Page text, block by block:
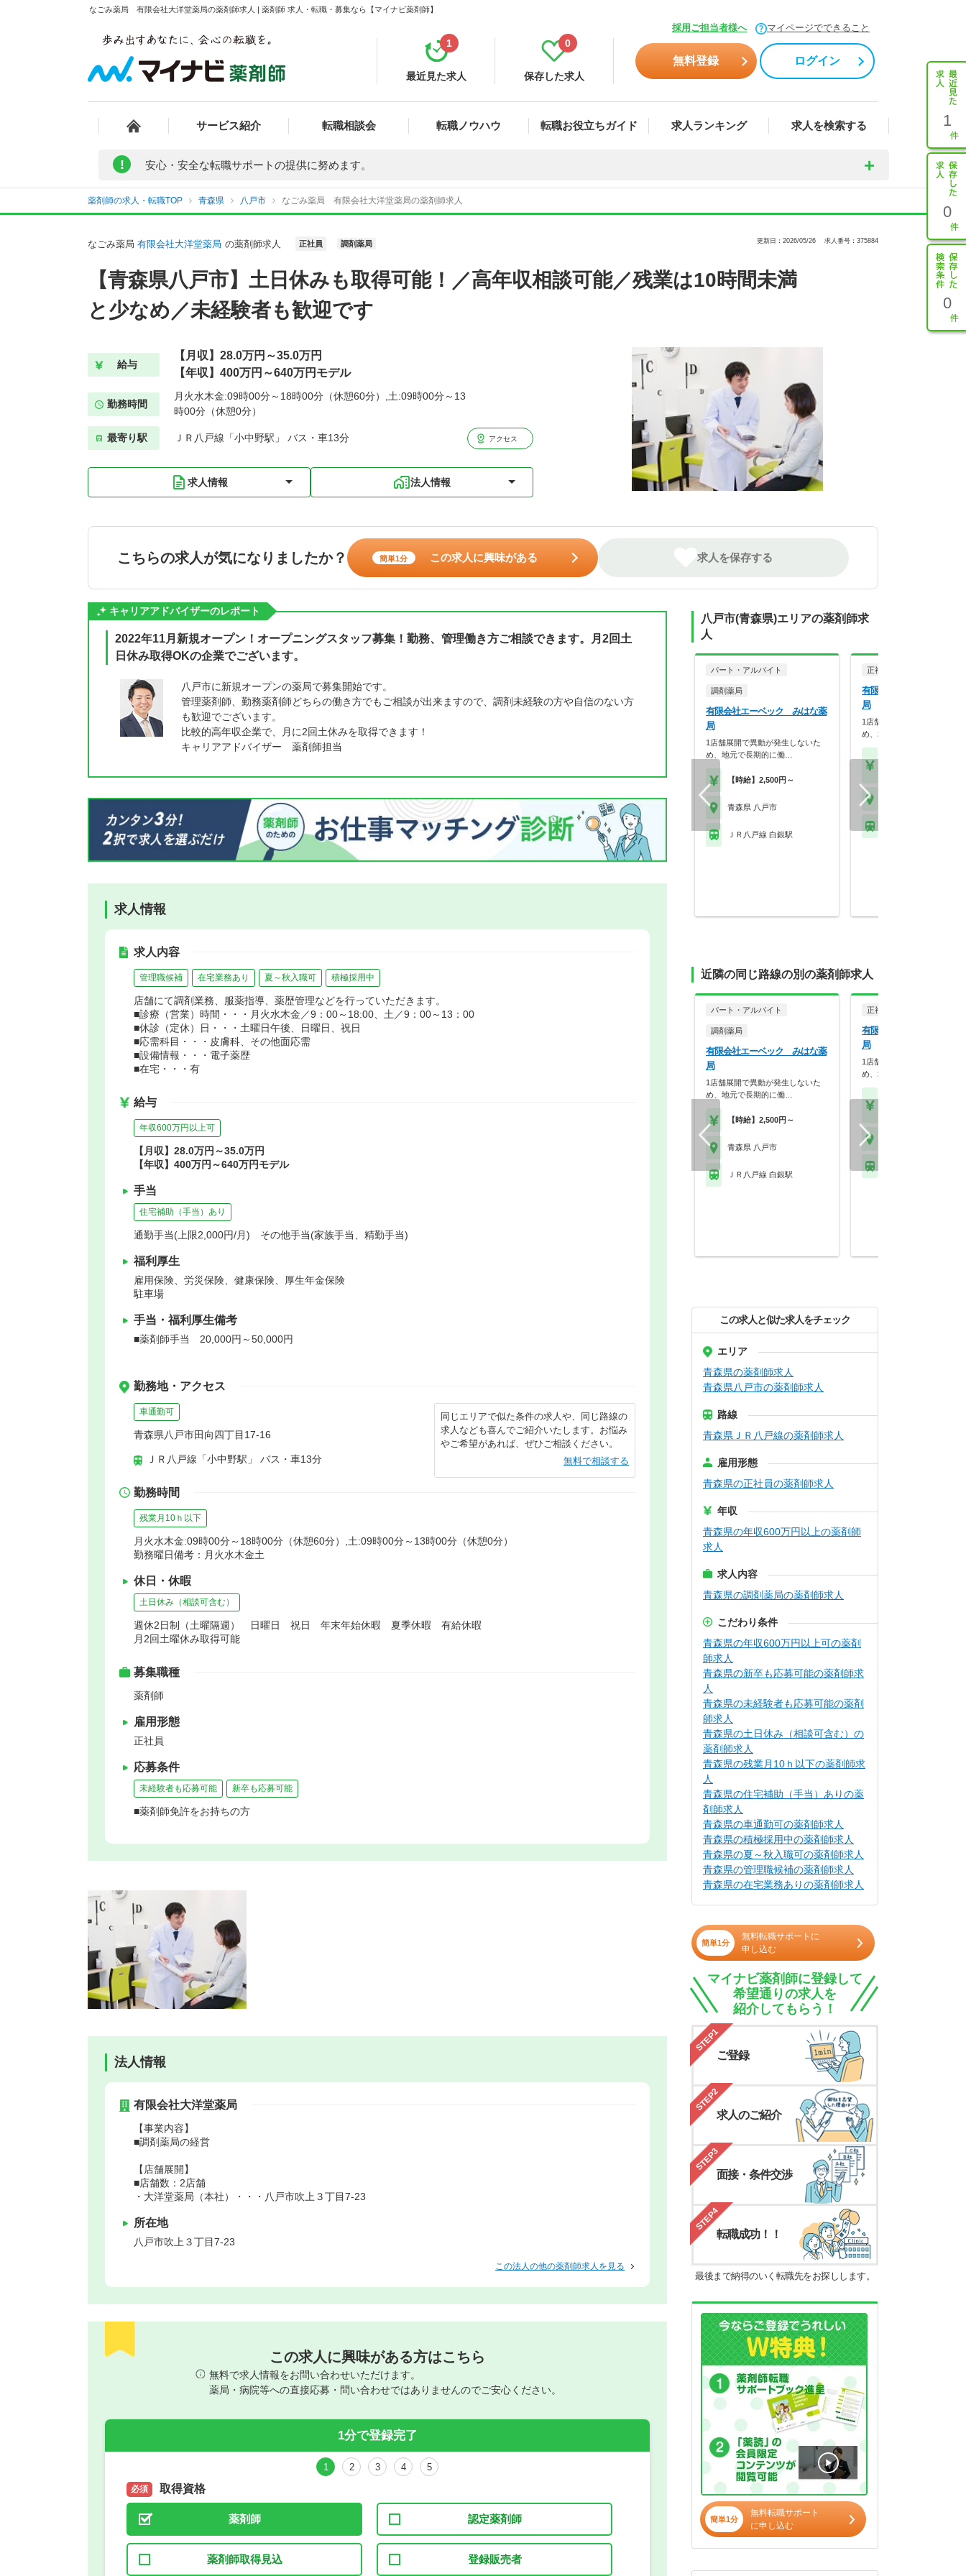
なごみ薬局 有限会社大洋堂薬局の薬剤師求人 | 薬剤師 求人・転職・募集なら【マイナビ薬剤師】
採用ご担当者様へ マイページでできること
最近見た求人
1
保存した求人
0
無料登録 ログイン
サービス紹介 転職相談会 転職ノウハウ 転職お役立ちガイド 求人ランキング 求人を検索する 1
0
0
! 安心・安全な転職サポートの提供に努めます。
薬剤師の求人・転職TOP 青森県 八戸市 なごみ薬局 有限会社大洋堂薬局の薬剤師求人
なごみ薬局 有限会社大洋堂薬局 の薬剤師求人 正社員 調剤薬局 更新日：2026/05/26 求人番号：375884
【青森県八戸市】土日休みも取得可能！／高年収相談可能／残業は10時間未満
と少なめ／未経験者も歓迎です
給与
【月収】28.0万円～35.0万円
【年収】400万円～640万円モデル
勤務時間
月火水木金:09時00分～18時00分（休憩60分）,土:09時00分～13
時00分（休憩0分）
最寄り駅 ＪＲ八戸線「小中野駅」 バス・車13分 アクセス
求人情報 法人情報
こちらの求人が気になりましたか？ 簡単1分 この求人に興味がある 求人を保存する
キャリアアドバイザーのレポート
2022年11月新規オープン！オープニングスタッフ募集！勤務、管理働き方ご相談できます。月2回土
日休み取得OKの企業でございます。
八戸市に新規オープンの薬局で募集開始です。
管理薬剤師、勤務薬剤師どちらの働き方でもご相談が出来ますので、調剤未経験の方や自信のない方
も歓迎でございます。
比較的高年収企業で、月に2回土休みを取得できます！
キャリアアドバイザー 薬剤師担当
求人情報
求人内容
管理職候補 在宅業務あり 夏～秋入職可 積極採用中
店舗にて調剤業務、服薬指導、薬歴管理などを行っていただきます。
■診療（営業）時間・・・月火水木金／9：00～18:00、土／9：00～13：00
■休診（定休）日・・・土曜日午後、日曜日、祝日
■応需科目・・・皮膚科、その他面応需
■設備情報・・・電子薬歴
■在宅・・・有
給与
年収600万円以上可
【月収】28.0万円～35.0万円
【年収】400万円～640万円モデル
手当
住宅補助（手当）あり
通勤手当(上限2,000円/月) その他手当(家族手当、精勤手当)
福利厚生
雇用保険、労災保険、健康保険、厚生年金保険
駐車場
手当・福利厚生備考
■薬剤師手当 20,000円～50,000円
勤務地・アクセス
車通勤可
青森県八戸市田向四丁目17-16
ＪＲ八戸線「小中野駅」 バス・車13分
同じエリアで似た条件の求人や、同じ路線の
求人なども喜んでご紹介いたします。お悩み
やご希望があれば、ぜひご相談ください。
無料で相談する
勤務時間
残業月10ｈ以下
月火水木金:09時00分～18時00分（休憩60分）,土:09時00分～13時00分（休憩0分）
勤務曜日備考：月火水木金土
休日・休暇
土日休み（相談可含む）
週休2日制（土曜隔週） 日曜日 祝日 年末年始休暇 夏季休暇 有給休暇
月2回土曜休み取得可能
募集職種
薬剤師
雇用形態
正社員
応募条件
未経験者も応募可能 新卒も応募可能
■薬剤師免許をお持ちの方
法人情報
有限会社大洋堂薬局
【事業内容】
■調剤薬局の経営
【店舗展開】
■店舗数：2店舗
・大洋堂薬局（本社）・・・八戸市吹上３丁目7-23
所在地
八戸市吹上３丁目7-23
この法人の他の薬剤師求人を見る
この求人に興味がある方はこちら
無料で求人情報をお問い合わせいただけます。
薬局・病院等への直接応募・問い合わせではありませんのでご安心ください。
1分で登録完了
1 2 3 4 5
必須 取得資格
薬剤師 認定薬剤師
薬剤師取得見込 登録販売者
正社員
八戸市(青森県)エリアの薬剤師求
人
パート・アルバイト
調剤薬局
有限会社エーベック みはな薬
局
1店舗展開で異動が発生しないた
め、地元で長期的に働…
【時給】2,500円～
青森県 八戸市
ＪＲ八戸線 白銀駅
正社員
有限会社エーベック み
局
1店舗展開で異動が発生しな
め、地元で長期的に働…
近隣の同じ路線の別の薬剤師求人
パート・アルバイト
調剤薬局
有限会社エーベック みはな薬
局
1店舗展開で異動が発生しないた
め、地元で長期的に働…
【時給】2,500円～
青森県 八戸市
ＪＲ八戸線 白銀駅
正社員
有限会社エーベック み
局
1店舗展開で異動が発生しな
め、地元で長期的に働…
この求人と似た求人をチェック
エリア
青森県の薬剤師求人
青森県八戸市の薬剤師求人
路線
青森県ＪＲ八戸線の薬剤師求人
雇用形態
青森県の正社員の薬剤師求人
年収
青森県の年収600万円以上の薬剤師
求人
求人内容
青森県の調剤薬局の薬剤師求人
こだわり条件
青森県の年収600万円以上可の薬剤
師求人
青森県の新卒も応募可能の薬剤師求
人
青森県の未経験者も応募可能の薬剤
師求人
青森県の土日休み（相談可含む）の
薬剤師求人
青森県の残業月10ｈ以下の薬剤師求
人
青森県の住宅補助（手当）ありの薬
剤師求人
青森県の車通勤可の薬剤師求人
青森県の積極採用中の薬剤師求人
青森県の夏～秋入職可の薬剤師求人
青森県の管理職候補の薬剤師求人
青森県の在宅業務ありの薬剤師求人
簡単1分
無料転職サポートに
申し込む
マイナビ薬剤師に登録して
希望通りの求人を
紹介してもらう！
STEP1
ご登録
STEP2
求人のご紹介
STEP3
面接・条件交渉
STEP4
転職成功！！
最後まで納得のいく転職先をお探しします。
簡単1分
無料転職サポート
に申し込む